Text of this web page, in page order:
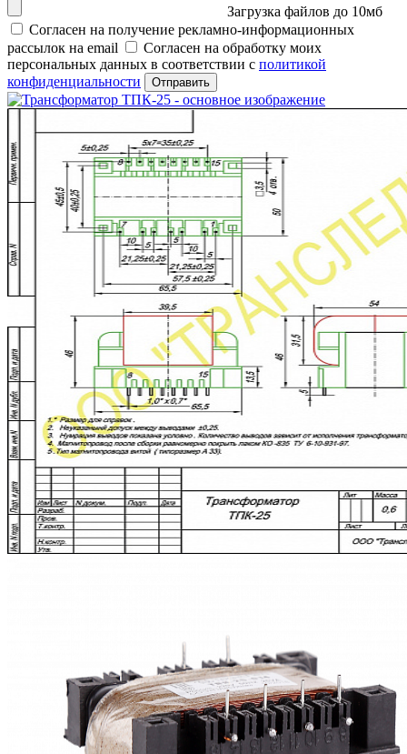
Загрузка файлов до 10мб
Согласен на получение рекламно-информационных
рассылок на email
Согласен на обработку моих
персональных данных в соответствии с политикой
конфиденциальности
Отправить